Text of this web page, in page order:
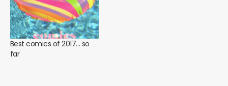
Best comics of 2017… so
far